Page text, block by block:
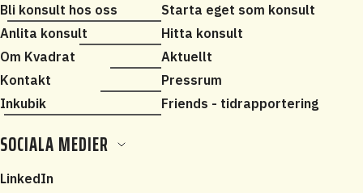
Bli konsult hos oss
Starta eget som konsult
Anlita konsult
Hitta konsult
Om Kvadrat
Aktuellt
Kontakt
Pressrum
Inkubik
Friends - tidrapportering
SOCIALA MEDIER
LinkedIn